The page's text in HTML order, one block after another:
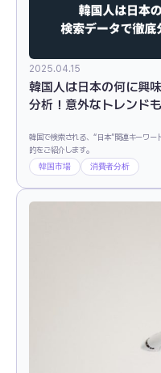
2025.04.15
韓国人は日本の何に興
分析！意外なトレンド
韓国で検索される、“日本”関連キーワ
的をご紹介します。
韓国市場 消費者分析